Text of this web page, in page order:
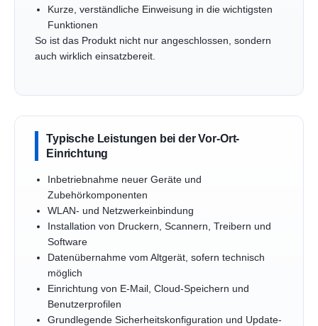
Kurze, verständliche Einweisung in die wichtigsten
Funktionen
So ist das Produkt nicht nur angeschlossen, sondern
auch wirklich einsatzbereit.
Typische Leistungen bei der Vor-Ort-
Einrichtung
Inbetriebnahme neuer Geräte und
Zubehörkomponenten
WLAN- und Netzwerkeinbindung
Installation von Druckern, Scannern, Treibern und
Software
Datenübernahme vom Altgerät, sofern technisch
möglich
Einrichtung von E-Mail, Cloud-Speichern und
Benutzerprofilen
Grundlegende Sicherheitskonfiguration und Update-